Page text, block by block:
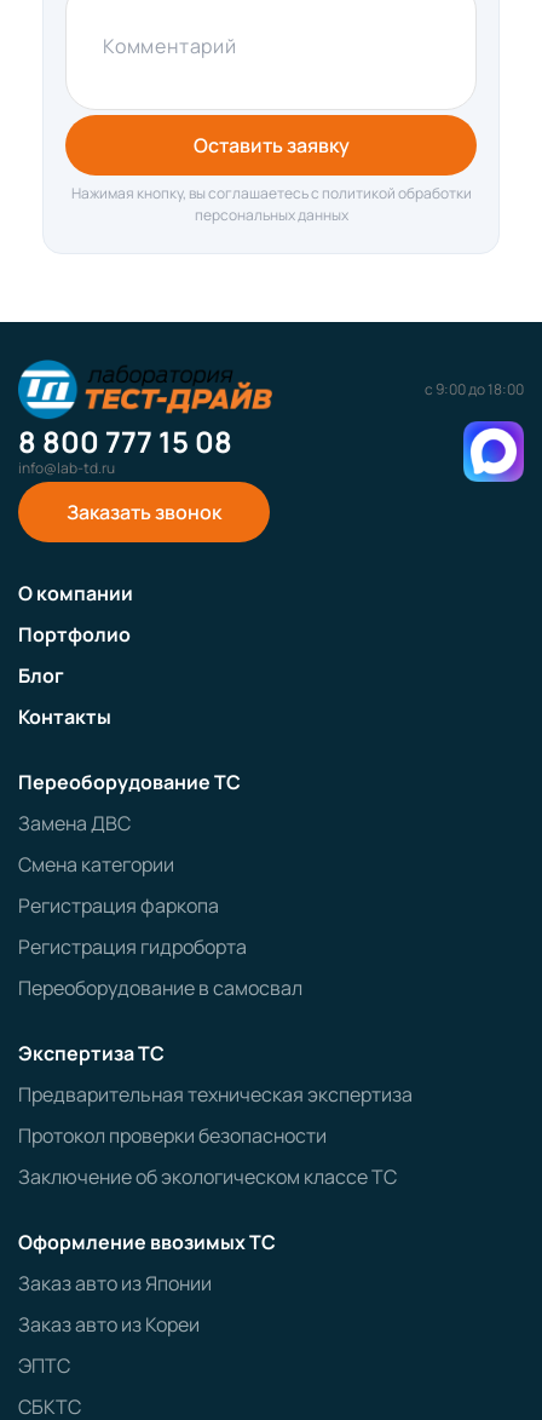
Комментарий
Оставить заявку
Нажимая кнопку, вы соглашаетесь с политикой обработки
персональных данных
с 9:00 до 18:00
8 800 777 15 08
info@lab-td.ru
Заказать звонок
О компании
Портфолио
Блог
Контакты
Переоборудование ТС
Замена ДВС
Смена категории
Регистрация фаркопа
Регистрация гидроборта
Переоборудование в самосвал
Экспертиза ТС
Предварительная техническая экспертиза
Протокол проверки безопасности
Заключение об экологическом классе ТС
Оформление ввозимых ТС
Заказ авто из Японии
Заказ авто из Кореи
ЭПТС
СБКТС